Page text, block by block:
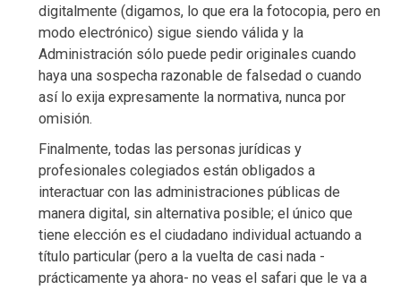
digitalmente (digamos, lo que era la fotocopia, pero en
modo electrónico) sigue siendo válida y la
Administración sólo puede pedir originales cuando
haya una sospecha razonable de falsedad o cuando
así lo exija expresamente la normativa, nunca por
omisión.
Finalmente, todas las personas jurídicas y
profesionales colegiados están obligados a
interactuar con las administraciones públicas de
manera digital, sin alternativa posible; el único que
tiene elección es el ciudadano individual actuando a
título particular (pero a la vuelta de casi nada -
prácticamente ya ahora- no veas el safari que le va a